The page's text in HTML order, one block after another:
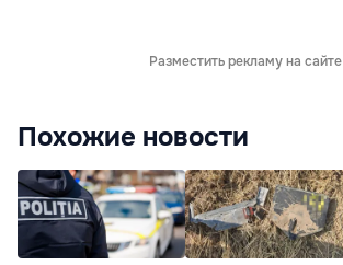
Разместить рекламу на сайте
Похожие новости